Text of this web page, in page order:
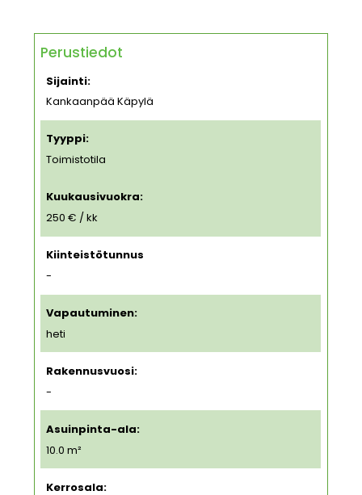
Perustiedot
Sijainti:
Kankaanpää Käpylä
Tyyppi:
Toimistotila
Kuukausivuokra:
250 € / kk
Kiinteistötunnus
-
Vapautuminen:
heti
Rakennusvuosi:
-
Asuinpinta-ala:
10.0 m²
Kerrosala: